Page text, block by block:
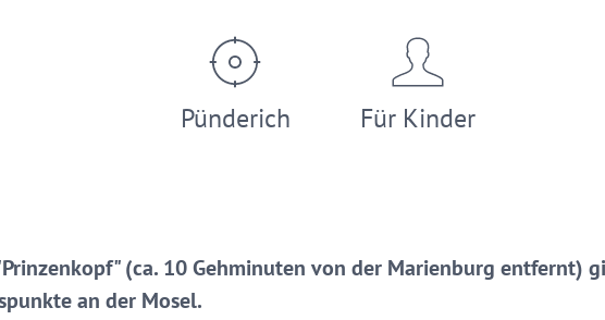
Pünderich Für Kinder
(ca. 10 Gehminuten von der Marienburg entfernt)
an der Mosel.